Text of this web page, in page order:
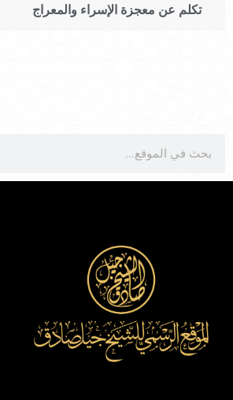
تكلم عن معجزة الإسراء والمعراج